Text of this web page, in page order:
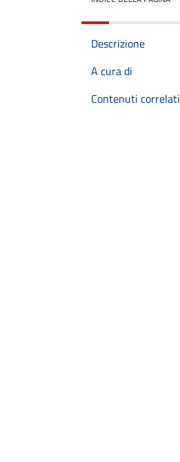
Descrizione
A cura di
Contenuti correlati